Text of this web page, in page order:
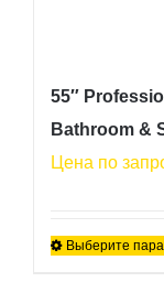
55″
Bathroom &
Цена по
Выберите